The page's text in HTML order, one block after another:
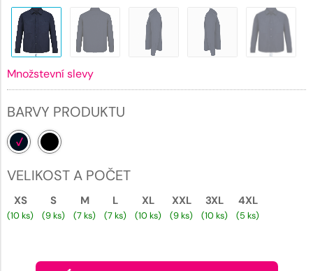
Množstevní slevy
BARVY PRODUKTU
VELIKOST A POČET
XS
(10 ks)
S
(9 ks)
M
(7 ks)
L
(7 ks)
XL
(10 ks)
XXL
(9 ks)
3XL
(10 ks)
4XL
(5 ks)